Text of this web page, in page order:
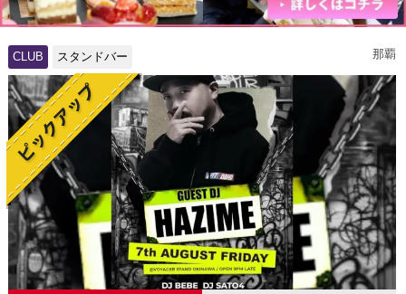
CLUB スタンドバー 那覇